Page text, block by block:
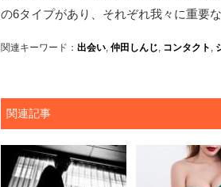
の6タイプがあり、それぞれ我々に重要
関連キーワード： 出会い, 仲田しんじ, コンタクト ,
関連記事